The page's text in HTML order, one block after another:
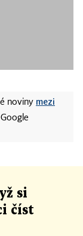
noviny mezi
si
číst